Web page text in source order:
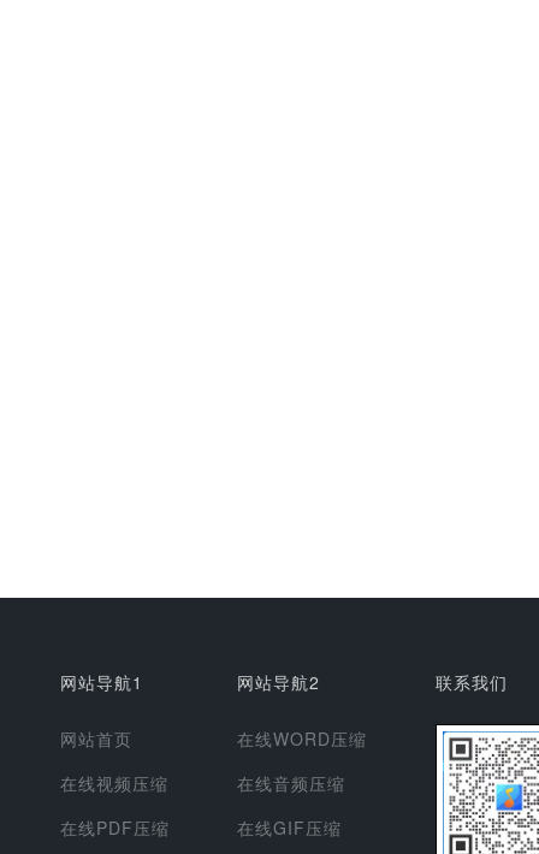
网站导航1
网站首页
在线视频压缩
在线PDF压缩
网站导航2
在线WORD压缩
在线音频压缩
在线GIF压缩
联系我们